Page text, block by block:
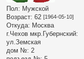
Пол: Мужской
Возраст: 62 [1964-05-10]
Откуда: Москва
г.Чехов мкр.Губернский:
ул.Земская
дом №: 2